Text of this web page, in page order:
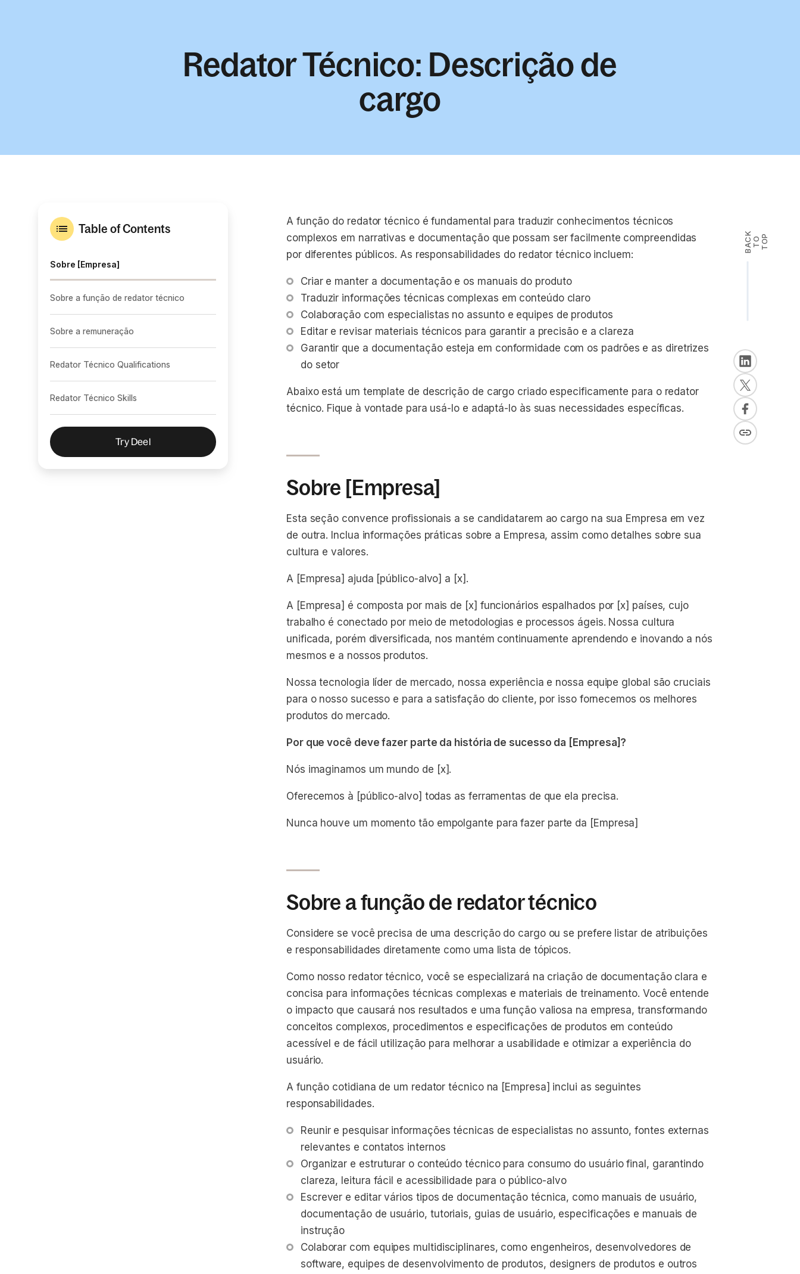
Redator Técnico: Descrição de
cargo
Table of Contents
Sobre [Empresa]
Sobre a função de redator técnico
Sobre a remuneração
Redator Técnico Qualifications
Redator Técnico Skills
Try Deel
A função do redator técnico é fundamental para traduzir conhecimentos técnicos
complexos em narrativas e documentação que possam ser facilmente compreendidas
por diferentes públicos. As responsabilidades do redator técnico incluem:
Criar e manter a documentação e os manuais do produto
Traduzir informações técnicas complexas em conteúdo claro
Colaboração com especialistas no assunto e equipes de produtos
Editar e revisar materiais técnicos para garantir a precisão e a clareza
Garantir que a documentação esteja em conformidade com os padrões e as diretrizes
do setor
Abaixo está um template de descrição de cargo criado especificamente para o redator
técnico. Fique à vontade para usá-lo e adaptá-lo às suas necessidades específicas.
Sobre [Empresa]
Esta seção convence profissionais a se candidatarem ao cargo na sua Empresa em vez
de outra. Inclua informações práticas sobre a Empresa, assim como detalhes sobre sua
cultura e valores.
A [Empresa] ajuda [público-alvo] a [x].
A [Empresa] é composta por mais de [x] funcionários espalhados por [x] países, cujo
trabalho é conectado por meio de metodologias e processos ágeis. Nossa cultura
unificada, porém diversificada, nos mantém continuamente aprendendo e inovando a nós
mesmos e a nossos produtos.
Nossa tecnologia líder de mercado, nossa experiência e nossa equipe global são cruciais
para o nosso sucesso e para a satisfação do cliente, por isso fornecemos os melhores
produtos do mercado.
Por que você deve fazer parte da história de sucesso da [Empresa]?
Nós imaginamos um mundo de [x].
Oferecemos à [público-alvo] todas as ferramentas de que ela precisa.
Nunca houve um momento tão empolgante para fazer parte da [Empresa]
Sobre a função de redator técnico
Considere se você precisa de uma descrição do cargo ou se prefere listar de atribuições
e responsabilidades diretamente como uma lista de tópicos.
Como nosso redator técnico, você se especializará na criação de documentação clara e
concisa para informações técnicas complexas e materiais de treinamento. Você entende
o impacto que causará nos resultados e uma função valiosa na empresa, transformando
conceitos complexos, procedimentos e especificações de produtos em conteúdo
acessível e de fácil utilização para melhorar a usabilidade e otimizar a experiência do
usuário.
A função cotidiana de um redator técnico na [Empresa] inclui as seguintes
responsabilidades.
Reunir e pesquisar informações técnicas de especialistas no assunto, fontes externas
relevantes e contatos internos
Organizar e estruturar o conteúdo técnico para consumo do usuário final, garantindo
clareza, leitura fácil e acessibilidade para o público-alvo
Escrever e editar vários tipos de documentação técnica, como manuais de usuário,
documentação de usuário, tutoriais, guias de usuário, especificações e manuais de
instrução
Colaborar com equipes multidisciplinares, como engenheiros, desenvolvedores de
software, equipes de desenvolvimento de produtos, designers de produtos e outros
B
A C
K
T O
T
O P